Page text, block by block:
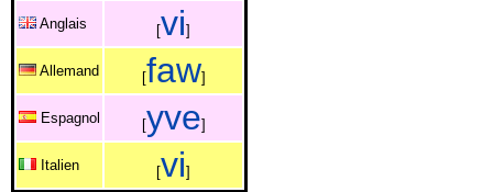
Anglais [vi]
Allemand [faw]
Espagnol [yve]
Italien [vi]